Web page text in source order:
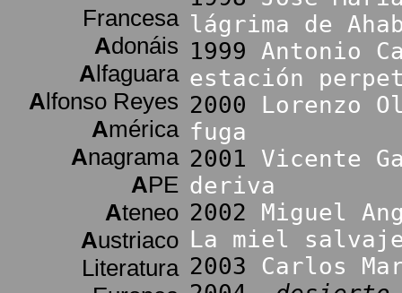
Francesa
Adonáis
Alfaguara
Alfonso Reyes
América
Anagrama
APE
Ateneo
Austriaco
Literatura
lágrima de
1999 Antonio
estación
2000 Lorenzo
fuga
2001 Vicente
deriva
2002 Miguel
La miel
2003 Carlos